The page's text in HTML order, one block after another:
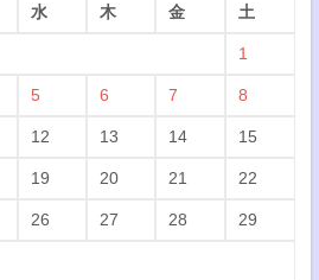
水 木 金 土
1
5 6 7 8
12 13 14 15
19 20 21 22
26 27 28 29